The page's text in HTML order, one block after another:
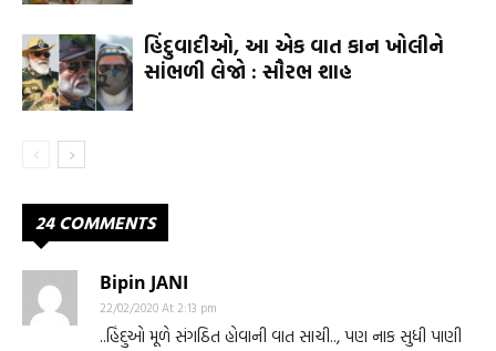
હિંદુવાદીઓ, આ એક વાત કાન ખોલીને
સાંભળી લેજો : સૌરભ શાહ
24 COMMENTS
Bipin JANI
22/02/2020 At 2:13 pm
..હિંદુઓ મૂળે સંગઠિત હોવાની વાત સાચી.., પણ નાક સુધી પાણી